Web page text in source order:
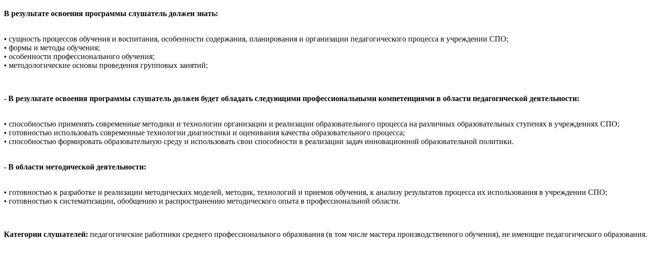
В результате освоения программы слушатель должен знать:
• сущность процессов обучения и воспитания, особенности содержания, планирования и организации педагогического процесса в учреждении СПО;
• формы и методы обучения;
• особенности профессионального обучения;
• методологические основы проведения групповых занятий;
- В результате освоения программы слушатель должен будет обладать следующими профессиональными компетенциями в области педагогической деятельности:
• способностью применять современные методики и технологии организации и реализации образовательного процесса на различных образовательных ступенях в учреждениях СПО;
• готовностью использовать современные технологии диагностики и оценивания качества образовательного процесса;
• способностью формировать образовательную среду и использовать свои способности в реализации задач инновационной образовательной политики.
- В области методической деятельности:
• готовностью к разработке и реализации методических моделей, методик, технологий и приемов обучения, к анализу результатов процесса их использования в учреждении СПО;
• готовностью к систематизации, обобщению и распространению методического опыта в профессиональной области.
Категории слушателей: педагогические работники среднего профессионального образования (в том числе мастера производственного обучения), не имеющие педагогического образования.